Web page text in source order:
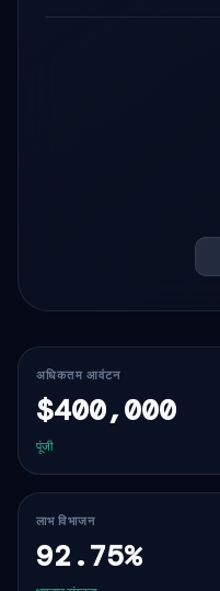
अधिकतम आवंटन
$400,000
पूंजी
लाभ विभाजन
92.75%